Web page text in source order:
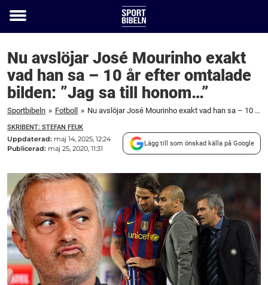
Toggle
Nu avslöjar José Mourinho exakt
vad han sa – 10 år efter omtalade
bilden: ”Jag sa till honom…”
Sportbibeln » Fotboll » Nu avslöjar José Mourinho exakt vad han sa – 10 år efter omtalade bilden: "Jag sa till honom..."
SKRIBENT: STEFAN FEUK
Uppdaterad: maj 14, 2025, 12:24
Publicerad: maj 25, 2020, 11:31
Lägg till som önskad källa på Google